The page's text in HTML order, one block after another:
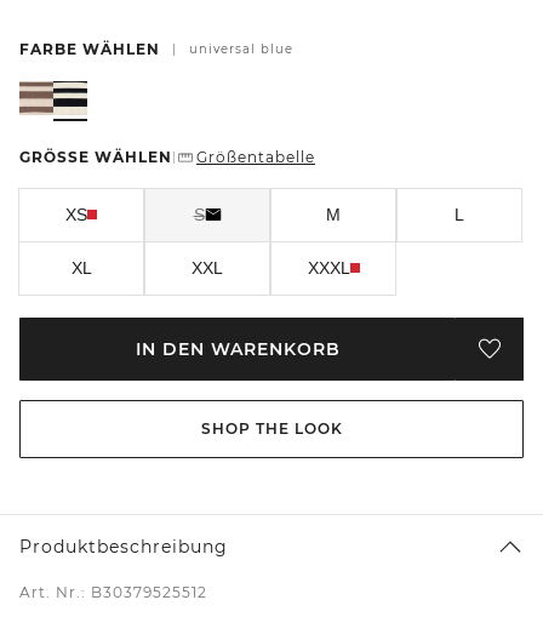
FARBE WÄHLEN universal blue
GRÖSSE WÄHLEN Größentabelle
XS S M L
XL XXL XXXL
IN DEN WARENKORB
SHOP THE LOOK
Produktbeschreibung
Art. Nr.: B30379525512